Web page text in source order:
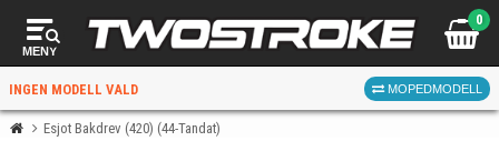
MENY
0
INGEN MODELL VALD MOPEDMODELL
Esjot Bakdrev (420) (44-Tandat)